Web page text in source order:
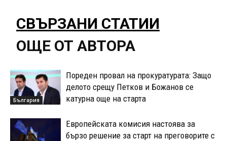
СВЪРЗАНИ СТАТИИ
ОЩЕ ОТ АВТОРА
България
Пореден провал на прокуратурата: Защо
делото срещу Петков и Божанов се
катурна още на старта
Европейската комисия настоява за
бързо решение за старт на преговорите с